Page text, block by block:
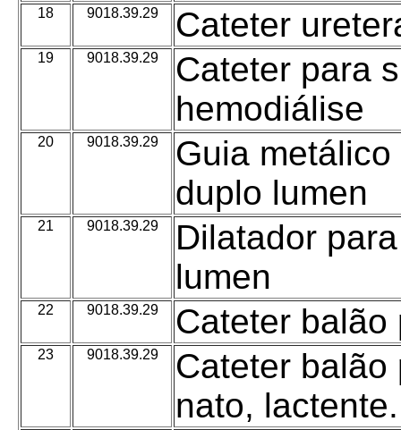
18 9018.39.29 Cateter
19 9018.39.29
Cateter para
hemodiálise
20 9018.39.29
Guia
duplo lumen
21 9018.39.29
Dilatador
lumen
22 9018.39.29 Cateter balão
23 9018.39.29
Cateter
nato,